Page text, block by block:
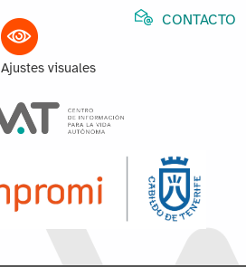
Ajustes visuales
CONTACTO